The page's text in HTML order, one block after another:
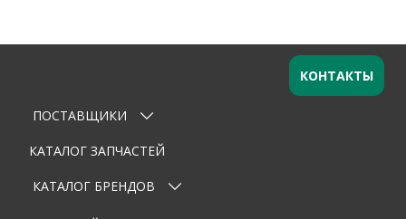
Оставьте заявку
Ваше имя
Email
ПОСТАВЩИКИ
КАТАЛОГ ЗАПЧАСТЕЙ
КАТАЛОГ БРЕНДОВ
КОНТАКТЫ